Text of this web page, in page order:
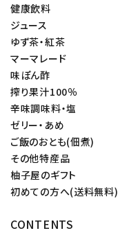
健康飲料
ジュース
ゆず茶・紅茶
マーマレード
味ぽん酢
搾り果汁100％
辛味調味料・塩
ゼリー・あめ
ご飯のおとも(佃煮)
その他特産品
柚子屋のギフト
初めての方へ(送料無料)
CONTENTS